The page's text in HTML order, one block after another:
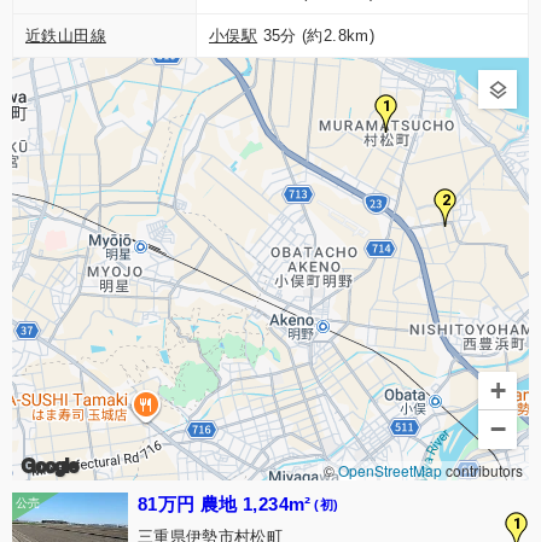
近鉄山田線 小俣駅 35分 (約2.8km)
1
2
Google
+
−
©OpenStreetMapcontributors
1
81万円 農地 1,234m² (初)
三重県伊勢市村松町